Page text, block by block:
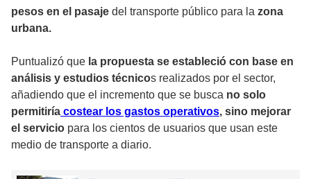
pesos en el pasaje del transporte público para la zona
urbana.
Puntualizó que la propuesta se estableció con base en
análisis y estudios técnicos realizados por el sector,
añadiendo que el incremento que se busca no solo
permitiría costear los gastos operativos, sino mejorar
el servicio para los cientos de usuarios que usan este
medio de transporte a diario.